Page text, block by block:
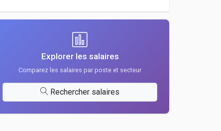
Explorer les salaires
Comparez les salaires par poste et secteur
Rechercher salaires